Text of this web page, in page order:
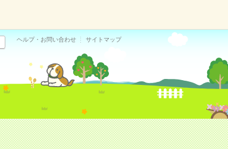
ヘルプ・お問い合わせ サイトマップ